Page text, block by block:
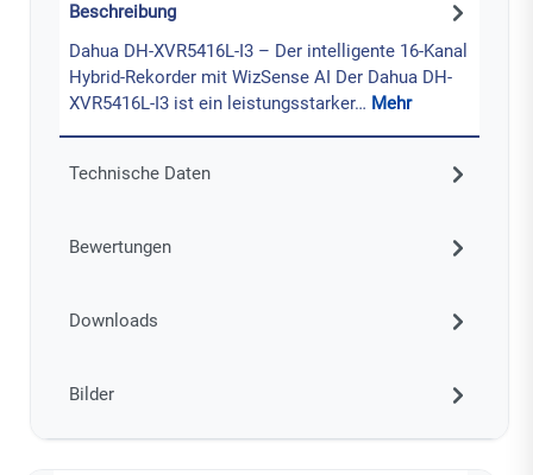
Beschreibung
Dahua DH-XVR5416L-I3 – Der intelligente 16-Kanal
Hybrid-Rekorder mit WizSense AI Der Dahua DH-
XVR5416L-I3 ist ein leistungsstarker… Mehr
Technische Daten
Bewertungen
Downloads
Bilder